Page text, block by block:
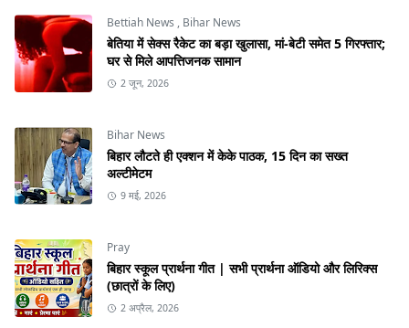
Bettiah News , Bihar News
बेतिया में सेक्स रैकेट का बड़ा खुलासा, मां-बेटी समेत 5 गिरफ्तार;
घर से मिले आपत्तिजनक सामान
2 जून, 2026
Bihar News
बिहार लौटते ही एक्शन में केके पाठक, 15 दिन का सख्त
अल्टीमेटम
9 मई, 2026
Pray
बिहार स्कूल प्रार्थना गीत | सभी प्रार्थना ऑडियो और लिरिक्स
(छात्रों के लिए)
2 अप्रैल, 2026